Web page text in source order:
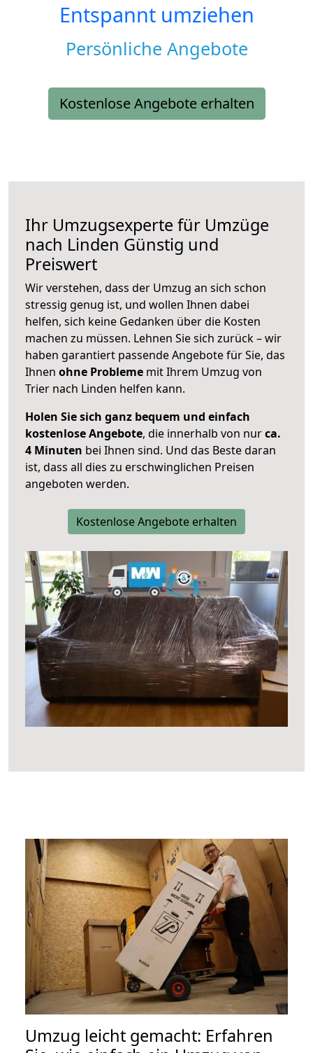
Entspannt umziehen
Persönliche Angebote
Kostenlose Angebote erhalten
Ihr Umzugsexperte für Umzüge
nach Linden Günstig und
Preiswert
Wir verstehen, dass der Umzug an sich schon
stressig genug ist, und wollen Ihnen dabei
helfen, sich keine Gedanken über die Kosten
machen zu müssen. Lehnen Sie sich zurück – wir
haben garantiert passende Angebote für Sie, das
Ihnen ohne Probleme mit Ihrem Umzug von
Trier nach Linden helfen kann.
Holen Sie sich ganz bequem und einfach
kostenlose Angebote, die innerhalb von nurca.
4 Minuten bei Ihnen sind. Und das Beste daran
ist, dass all dies zu erschwinglichen Preisen
angeboten werden.
Kostenlose Angebote erhalten
Umzug leicht gemacht: Erfahren